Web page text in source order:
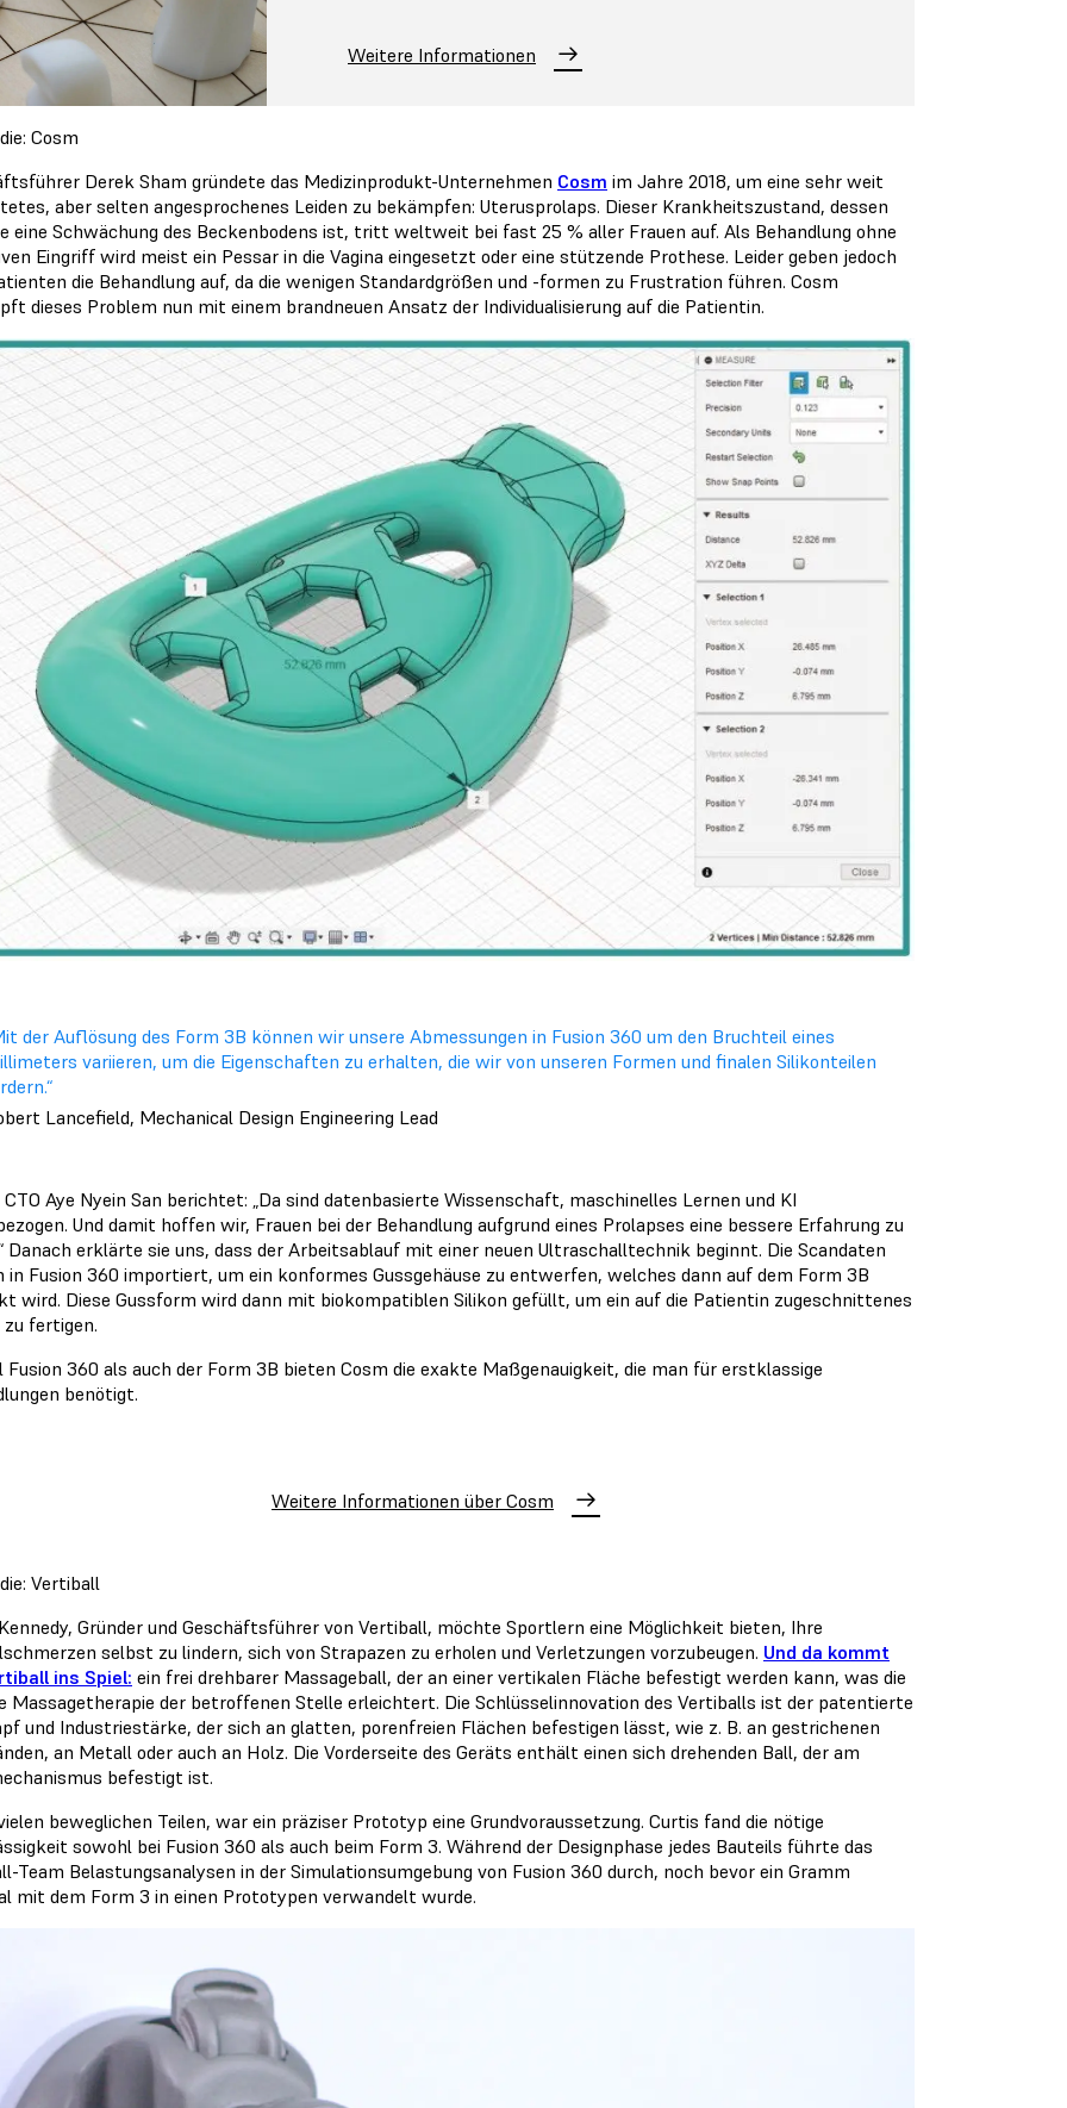
Weitere Informationen
Cosm
Derek Sham gründete das Medizinprodukt-Unternehmen Cosm im Jahre 2018, um eine sehr weit
aber selten angesprochenes Leiden zu bekämpfen: Uterusprolaps. Dieser Krankheitszustand, dessen
eine Schwächung des Beckenbodens ist, tritt weltweit bei fast 25 % aller Frauen auf. Als Behandlung ohne
Eingriff wird meist ein Pessar in die Vagina eingesetzt oder eine stützende Prothese. Leider geben jedoch
die Behandlung auf, da die wenigen Standardgrößen und -formen zu Frustration führen. Cosm
dieses Problem nun mit einem brandneuen Ansatz der Individualisierung auf die Patientin.
der Auflösung des Form 3B können wir unsere Abmessungen in Fusion 360 um den Bruchteil eines
variieren, um die Eigenschaften zu erhalten, die wir von unseren Formen und finalen Silikonteilen
Lancefield, Mechanical Design Engineering Lead
Aye Nyein San berichtet: „Da sind datenbasierte Wissenschaft, maschinelles Lernen und KI
Und damit hoffen wir, Frauen bei der Behandlung aufgrund eines Prolapses eine bessere Erfahrung zu
Danach erklärte sie uns, dass der Arbeitsablauf mit einer neuen Ultraschalltechnik beginnt. Die Scandaten
in Fusion 360 importiert, um ein konformes Gussgehäuse zu entwerfen, welches dann auf dem Form 3B
wird. Diese Gussform wird dann mit biokompatiblen Silikon gefüllt, um ein auf die Patientin zugeschnittenes
zu fertigen.
Fusion 360 als auch der Form 3B bieten Cosm die exakte Maßgenauigkeit, die man für erstklassige
benötigt.
Weitere Informationen über Cosm
Vertiball
Gründer und Geschäftsführer von Vertiball, möchte Sportlern eine Möglichkeit bieten, Ihre
selbst zu lindern, sich von Strapazen zu erholen und Verletzungen vorzubeugen. Und da kommt
ins Spiel: ein frei drehbarer Massageball, der an einer vertikalen Fläche befestigt werden kann, was die
Massagetherapie der betroffenen Stelle erleichtert. Die Schlüsselinnovation des Vertiballs ist der patentierte
und Industriestärke, der sich an glatten, porenfreien Flächen befestigen lässt, wie z. B. an gestrichenen
an Metall oder auch an Holz. Die Vorderseite des Geräts enthält einen sich drehenden Ball, der am
befestigt ist.
beweglichen Teilen, war ein präziser Prototyp eine Grundvoraussetzung. Curtis fand die nötige
sowohl bei Fusion 360 als auch beim Form 3. Während der Designphase jedes Bauteils führte das
Team Belastungsanalysen in der Simulationsumgebung von Fusion 360 durch, noch bevor ein Gramm
mit dem Form 3 in einen Prototypen verwandelt wurde.